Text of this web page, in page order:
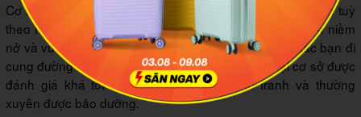
Cơ sở có đầy đủ các loại xe và mẫu mã cho bạn lựa chọn tuỳ
theo nhu cầu. Chủ cơ sở là một người khá tốt bụng, luôn niềm
nở và vui vẻ. Hơn nữa còn tư vấn rất nhiệt tình cho các bạn đi
cung đường nào thì phù hợp với loại xe nào. Xe tại cơ sở được
đánh giá khá tốt về chất lượng, giá cạnh tranh và thường
xuyên được bảo dưỡng.